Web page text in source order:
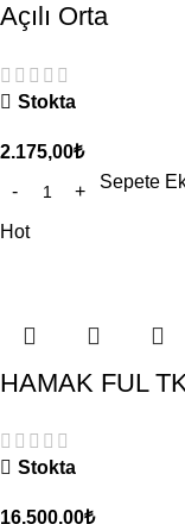
Açılı Orta
Stokta
2.175,00₺
Sepete
Hot
HAMAK FUL
Stokta
16.500,00₺